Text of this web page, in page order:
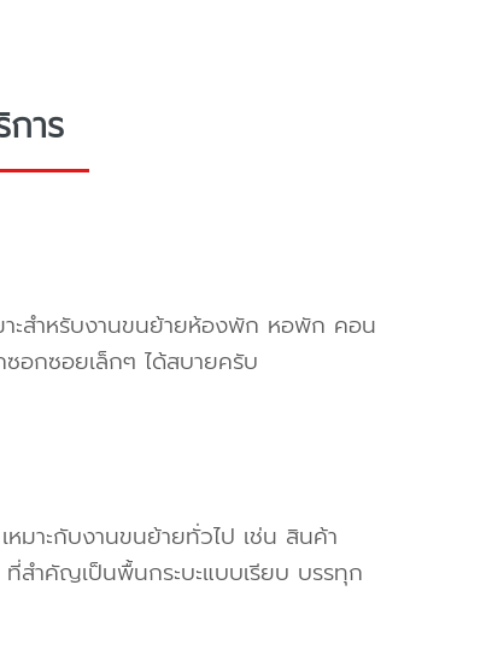
าร
าะสำหรับงานขนย้ายห้องพัก หอพัก คอน
ซอกซอยเล็กๆ ได้สบายครับ
มาะกับงานขนย้ายทั่วไป เช่น สินค้า
สำคัญเป็นพื้นกระบะแบบเรียบ บรรทุก